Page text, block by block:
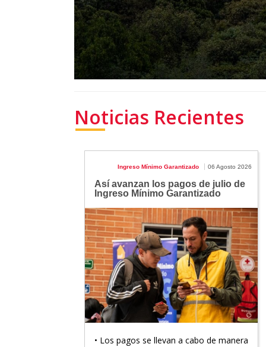
Noticias Recientes
Ingreso Mínimo Garantizado 06 Agosto 2026
Así avanzan los pagos de julio de
Ingreso Mínimo Garantizado
• Los pagos se llevan a cabo de manera